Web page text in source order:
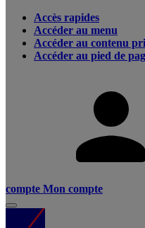
Accès rapides
Accéder au menu
Accéder au contenu
Accéder au pied de
compte Mon compte